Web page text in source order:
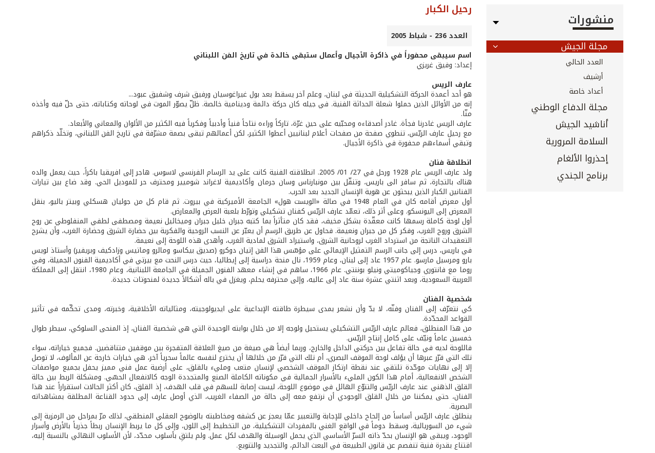
منشورات
مجلة الجيش
العدد الحالي
أرشيف
أعداد خاصة
مجلة الدفاع الوطني
أناشيد الجيش
السلامة المرورية
إحذروا الألغام
برنامج الجندي
رحيل الكبار
العدد 236 - شباط 2005
اسم سيبقى محفوراً في ذاكرة الأجيال وأعمال ستبقى خالدة في تاريخ الفن اللبناني
إعداد: وفيق غريزي
عارف الريس
هو أحد أعمدة الحركة التشكيلية الحديثة في لبنان، وعلم آخر يسقط بعد بول غيراغوسيان ورفيق شرف وشفيق عبود...
إنه من الأوائل الذين حملوا شعلة الحداثة الفنية. في جيله كان حركة دائمة ودينامية خالصة. ظلّ يصوّر الموت في لوحاته وكتاباته، حتى حلّ فيه وأخذه
منّا.
عارف الريس غادرنا فجأة. غادر أصدقاءه ومحبّيه على حين غرّة، تاركاً وراءه نتاجاً فنياً وأدبياً وفكرياً فيه الكثير من الألوان والمعاني والأبعاد.
مع رحيل عارف الريّس، تنطوي صفحة من صفحات أعلام لبنانيين أعطوا الكثير، لكن أعمالهم تبقى بصمة مشرّفة في تاريخ الفن اللبناني، وتخلّد ذكراهم
وتبقي أسماءهم محفورة في ذاكرة الأجيال.
انطلاقة فنان
ولد عارف الريس عام 1928 ورحل في 27/ 01/ 2005. انطلاقته الفنية كانت على يد الرسام الفرنسي لاسوس. هاجر إلى افريقيا باكراً، حيث يعمل والده
هناك بالتجارة، ثم سافر الى باريس، وتنقّل بين مونبارناس وسان جرمان وأكاديمية لاغراند شوميير ومحترف حر للموديل الحي. وقد ضاع بين تيارات
الفنانين الكبار الذين يبحثون عن هوية الإنسان الجديد بعد الحرب.
أول معرض أقامه كان في العام 1948 في صالة «الويست هول» الجامعة الأميركية في بيروت. ثم قام كل من جوليان هسكلي وبيتر باليو، بنقل
المعرض إلى اليونسكو. وعلى أثر ذلك، تعمّد عارف الريّس كفنان تشكيلي وتورّط بلعبة العرض والمعارض.
أول لوحة كاملة رسمها كانت معقّدة بشكل مخيف، فقد كان متأثراً بما كتبه جبران خليل جبران وميخائيل نعيمة ومصطفى لطفي المنفلوطي عن روح
الشرق وروح الغرب، وفكر كل من جبران ونعيمة. فحاول عن طريق الرسم أن يعبّر عن النسب الروحية والفكرية بين حضارة الشرق وحضارة الغرب، وأن يشرح
التعقيدات الناتجة من استرداد الغرب لروحانية الشرق، واستيراد الشرق لمادية الغرب، وأهدى هذه اللوحة إلى نعيمة.
في باريس، درس إلى جانب الرسم التمثيل الإيمائي على مؤسّس هذا الفن إتيان دوكرو (صديق بيكاسو ومالرو وماتيس وزادكيف وبريفير) وأستاذ لويس
بارو ومرسيل مارسو. عام 1957 عاد إلى لبنان، وعام 1959، نال منحة دراسية إلى إيطاليا، حيث درس النحت مع بيرتي في أكاديمية الفنون الجميلة، وفي
روما مع فانتوري وجياكوميتي ونيلو بوننتي. عام 1966، ساهم في إنشاء معهد الفنون الجميلة في الجامعة اللبنانية، وعام 1980، انتقل إلى المملكة
العربية السعودية، وبعد اثنتي عشرة سنة عاد إلى عاليه، وإلى محترفه يحلم، ويغزل في باله أشكالاً جديدة لمنحوتات جديدة.
شخصية الفنان
كي نتعرّف إلى الفنان وفنّه، لا بدّ وأن نشعر بمدى سيطرة طاقته الإبداعية على ايديولوجيته، ومثالياته الأخلاقية، وخبرته، ومدى تحكّمه في تأثير
القواعد المحدّدة.
من هذا المنطلق، فعالم عارف الريّس التشكيلي يستحيل ولوجه إلا من خلال بوابته الوحيدة التي هي شخصية الفنان، إذ المنحى السلوكي، سيطر طوال
خمسين عاماً ونيّف على كامل إنتاج الريّس.
فاللوحة لديه في حالة تفاعل بين حركتي الداخل والخارج، وربما أيضاً هي صيغة من صيغ العلاقة المتفجرة بين موقفين متناقضين. فجميع خياراته، سواء
تلك التي قرّر عبرها أن يؤلف لوحة الموقف البصري، أم تلك التي قرّر من خلالها أن يخترع لنفسه عالماً سحرياً آخر، هي خيارات خارجة عن المألوف، لا توصل
إلا إلى نهايات موحّدة تلتقي عند نقطة ارتكاز الموقف الشخصي لإنسان متعب ومليء بالقلق، على أرضية عمل فني مميز يحفل بجميع مواصفات
الشخص الانفعالية، أمام هذا الكون المليء بالأسرار الجمالية في مكوناته الكاملة الصنع والمتجددة الوجه كالانفعال الحسّي. ومشكلة الربط بين حالة
القلق الذهني عند عارف الريّس والتنوّع الهائل في موضوع اللوحة، ليست إصابة للسهم في قلب الهدف، إذ القلق، كان أكثر الحالات استقراراً عند هذا
الفنان، حتى يمكننا من خلال القلق الوجودي أن نرتفع معه إلى حالة من الصفاء الغريب، الذي أوصل عارف إلى حدود القناعة المطلقة بمشاهداته
البصرية.
ينطلق عارف الريّس أساساً من إلحاح داخلي للإجابة والتعبير عمّا يعجز عن كشفه ومخاطبته بالوضوح العقلي المنطقي، لذلك مرّ بمراحل من الرمزية إلى
شيء من السوريالية، وسقط دوماً في الواقع الغني بالمفردات التشكيلية، من التخطيط إلى اللون، وإلى كل ما يربط الإنسان ربطاً جذرياً بالأرض وأسرار
الوجود، ويبقى هو الإنسان بحدّ ذاته السرّ الأساسي الذي يحمل الوسيلة والهدف لكل عمل. ولم يلتقِ بأسلوب محدّد، لأن الأسلوب النهائي بالنسبة إليه،
اقتناع بقدرة فنية تنفصم عن قانون الطبيعة في البعث الدائم، والتجديد والتنويع.